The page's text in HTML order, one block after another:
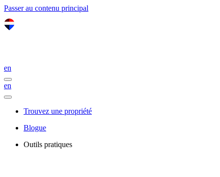
Passer au contenu principal
en
en
Trouvez une propriété
Blogue
Outils pratiques